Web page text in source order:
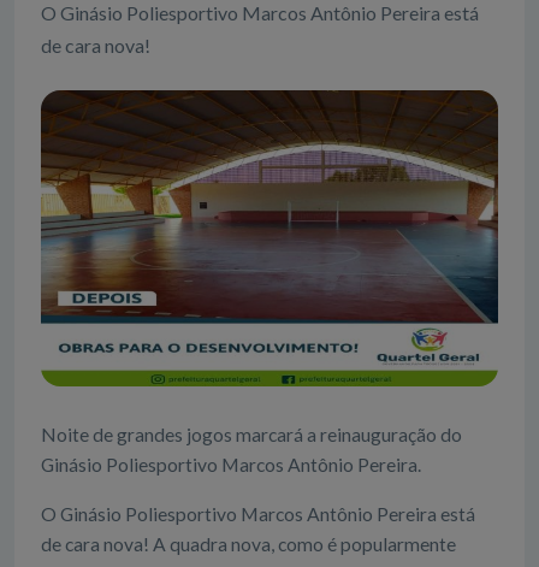
O Ginásio Poliesportivo Marcos Antônio Pereira está
de cara nova!
Noite de grandes jogos marcará a reinauguração do
Ginásio Poliesportivo Marcos Antônio Pereira.
O Ginásio Poliesportivo Marcos Antônio Pereira está
de cara nova! A quadra nova, como é popularmente